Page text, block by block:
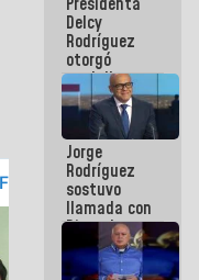
en La Guaira
Delcy
Rodríguez
otorgó
medalla
"Héroe de
Venezuela"
a servidores
públicos
Jorge
Rodríguez
sostuvo
llamada con
Dinorah
Figuera y
acuerdan